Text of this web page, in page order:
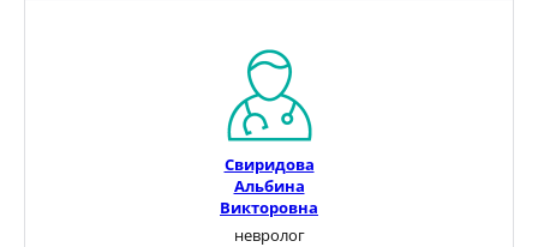
Свиридова
Альбина
Викторовна
невролог